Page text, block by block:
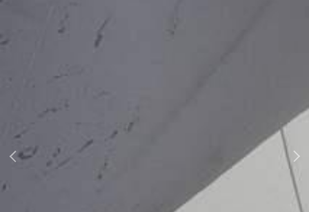
Previous
Next